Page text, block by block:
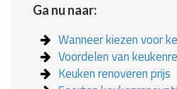
Ga nu naar:
Wanneer kiezen voor
Voordelen van
Keuken renoveren prijs